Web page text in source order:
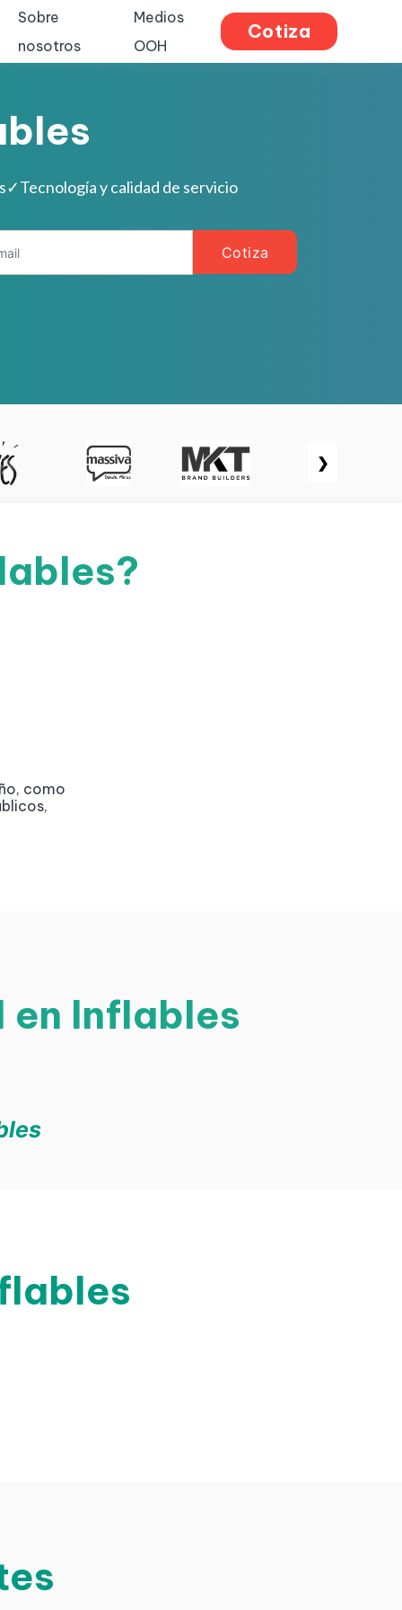
Sobre
nosotros
Medios
OOH
Cotiza
✓Tecnología y calidad de servicio
Cotiza
❯
como
en Inflables